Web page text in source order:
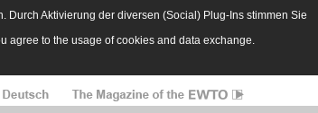
Aktivierung der diversen (Social) Plug-Ins stimmen Sie
agree to the usage of cookies and data exchange.